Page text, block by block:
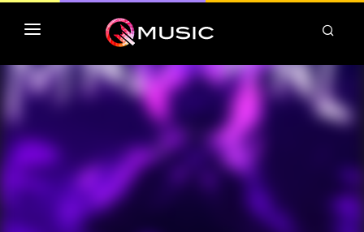
TOP MP3 ITUNES
TOP ALBUMS ITUNES
CLASSEMENT DEEZER